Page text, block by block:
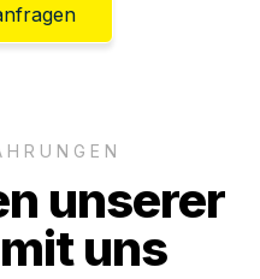
unserer
uns